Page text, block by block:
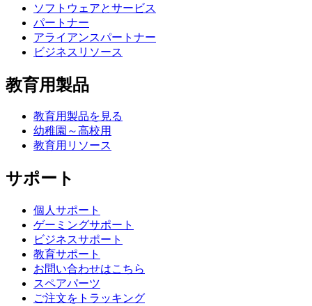
ソフトウェアとサービス
パートナー
アライアンスパートナー
ビジネスリソース
教育用製品
教育用製品を見る
幼稚園～高校用
教育用リソース
サポート
個人サポート
ゲーミングサポート
ビジネスサポート
教育サポート
お問い合わせはこちら
スペアパーツ
ご注文をトラッキング